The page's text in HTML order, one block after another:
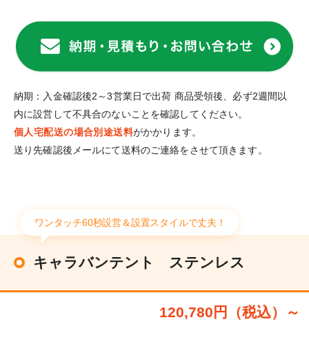
納期：入金確認後2～3営業日で出荷 商品受領後、必ず2週間以
内に設営して不具合のないことを確認してください。
個人宅配送の場合別途送料がかかります。
送り先確認後メールにて送料のご連絡をさせて頂きます。
ワンタッチ60秒設営＆設置スタイルで丈夫！
キャラバンテント ステンレス
120,780円（税込）～